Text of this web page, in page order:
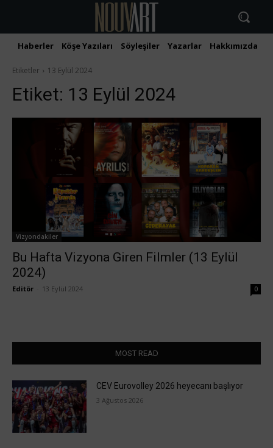
Haberler Köşe Yazıları Söyleşiler Yazarlar Hakkımızda
Etiketler 13 Eylül 2024
Etiket: 13 Eylül 2024
Vizyondakiler
Bu Hafta Vizyona Giren Filmler (13 Eylül
2024)
Editör 13 Eylül 2024 0
MOST READ
CEV Eurovolley 2026 heyecanı başlıyor
3 Ağustos 2026